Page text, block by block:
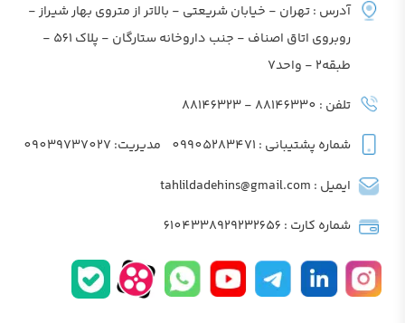
آدرس : تهران - خیابان شریعتی - بالاتر از متروی بهار شیراز -
روبروی اتاق اصناف - جنب داروخانه ستارگان - پلاک 561 -
طبقه2 - واحد7
تلفن : 88146330 - 88146323
شماره پشتیبانی : 09905283471 مدیریت: 09039737027
ایمیل : tahlildadehins@gmail.com
شماره کارت : 6104338929232656